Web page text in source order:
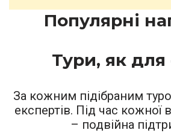
Популярні
Тури, як для
За кожним підібраним
експертів. Під час кожної
– подвійна